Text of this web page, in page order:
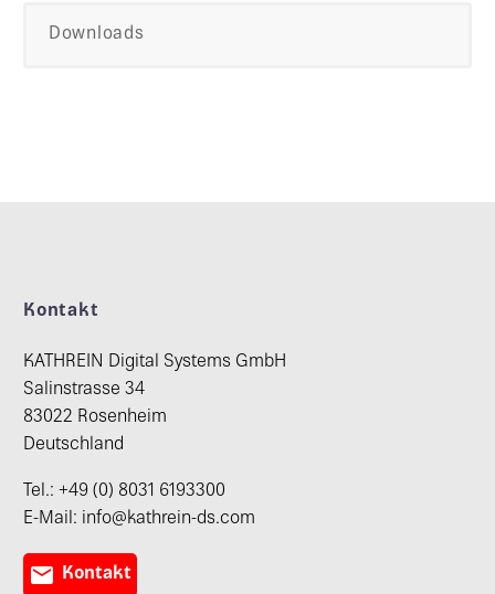
Downloads
Kontakt
KATHREIN Digital Systems GmbH
Salinstrasse 34
83022 Rosenheim
Deutschland
Tel.: +49 (0) 8031 6193300
E-Mail: info@kathrein-ds.com
 Kontakt